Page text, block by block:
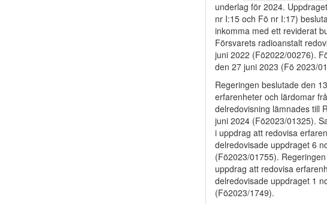
underlag för 2024.
nr I:15 och Fö nr I:17)
inkomma med ett reviderat
Försvarets radioanstalt
juni 2022 (Fö2022/00276).
den 27 juni 2023 (Fö 2023/
Regeringen beslutade den
erfarenheter och lärdomar
delredovisning lämnades till
juni 2024 (Fö2023/01325).
i uppdrag att redovisa
delredovisade uppdraget 6
(Fö2023/01755).
uppdrag att redovisa
delredovisade uppdraget 1
(Fö2023/1749).